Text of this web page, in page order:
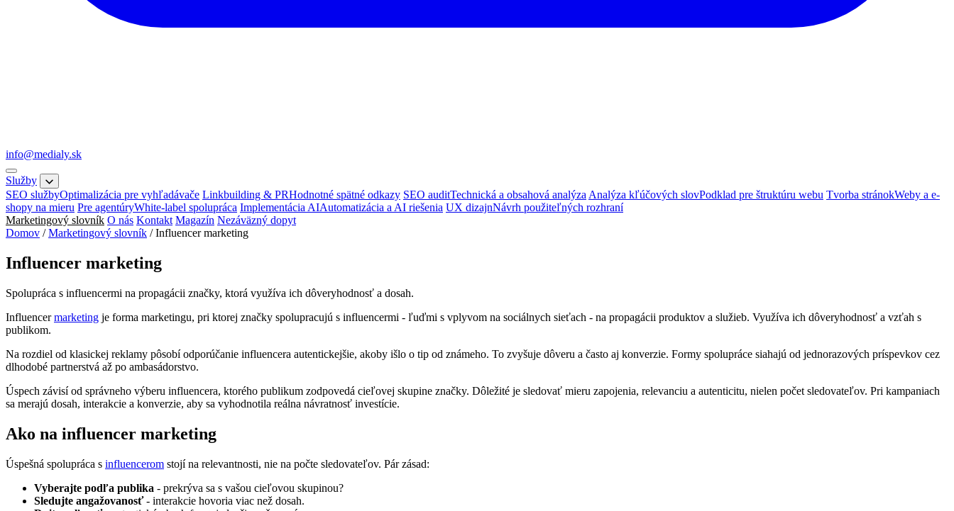
info@medialy.sk
Služby
SEO službyOptimalizácia pre vyhľadávače Linkbuilding & PRHodnotné spätné odkazy SEO auditTechnická a obsahová analýza Analýza kľúčových slovPodklad pre štruktúru webu Tvorba stránokWeby a e-
shopy na mieru Pre agentúryWhite-label spolupráca Implementácia AIAutomatizácia a AI riešenia UX dizajnNávrh použiteľných rozhraní
Marketingový slovník O nás Kontakt Magazín Nezáväzný dopyt
Domov / Marketingový slovník /Influencer marketing
Influencer marketing
Spolupráca s influencermi na propagácii značky, ktorá využíva ich dôveryhodnosť a dosah.
Influencermarketing je forma marketingu, pri ktorej značky spolupracujú s influencermi - ľuďmi s vplyvom na sociálnych sieťach - na propagácii produktov a služieb. Využíva ich dôveryhodnosť a vzťah s
publikom.
Na rozdiel od klasickej reklamy pôsobí odporúčanie influencera autentickejšie, akoby išlo o tip od známeho. To zvyšuje dôveru a často aj konverzie. Formy spolupráce siahajú od jednorazových príspevkov cez
dlhodobé partnerstvá až po ambasádorstvo.
Úspech závisí od správneho výberu influencera, ktorého publikum zodpovedá cieľovej skupine značky. Dôležité je sledovať mieru zapojenia, relevanciu a autenticitu, nielen počet sledovateľov. Pri kampaniach
sa merajú dosah, interakcie a konverzie, aby sa vyhodnotila reálna návratnosť investície.
Ako na influencer marketing
Úspešná spolupráca s influencerom stojí na relevantnosti, nie na počte sledovateľov. Pár zásad:
Vyberajte podľa publika - prekrýva sa s vašou cieľovou skupinou?
Sledujte angažovanosť- interakcie hovoria viac než dosah.